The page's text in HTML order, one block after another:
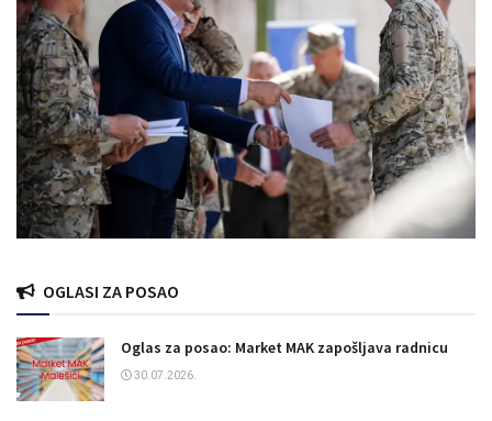
OGLASI ZA POSAO
Oglas za posao: Market MAK zapošljava radnicu
30.07.2026.